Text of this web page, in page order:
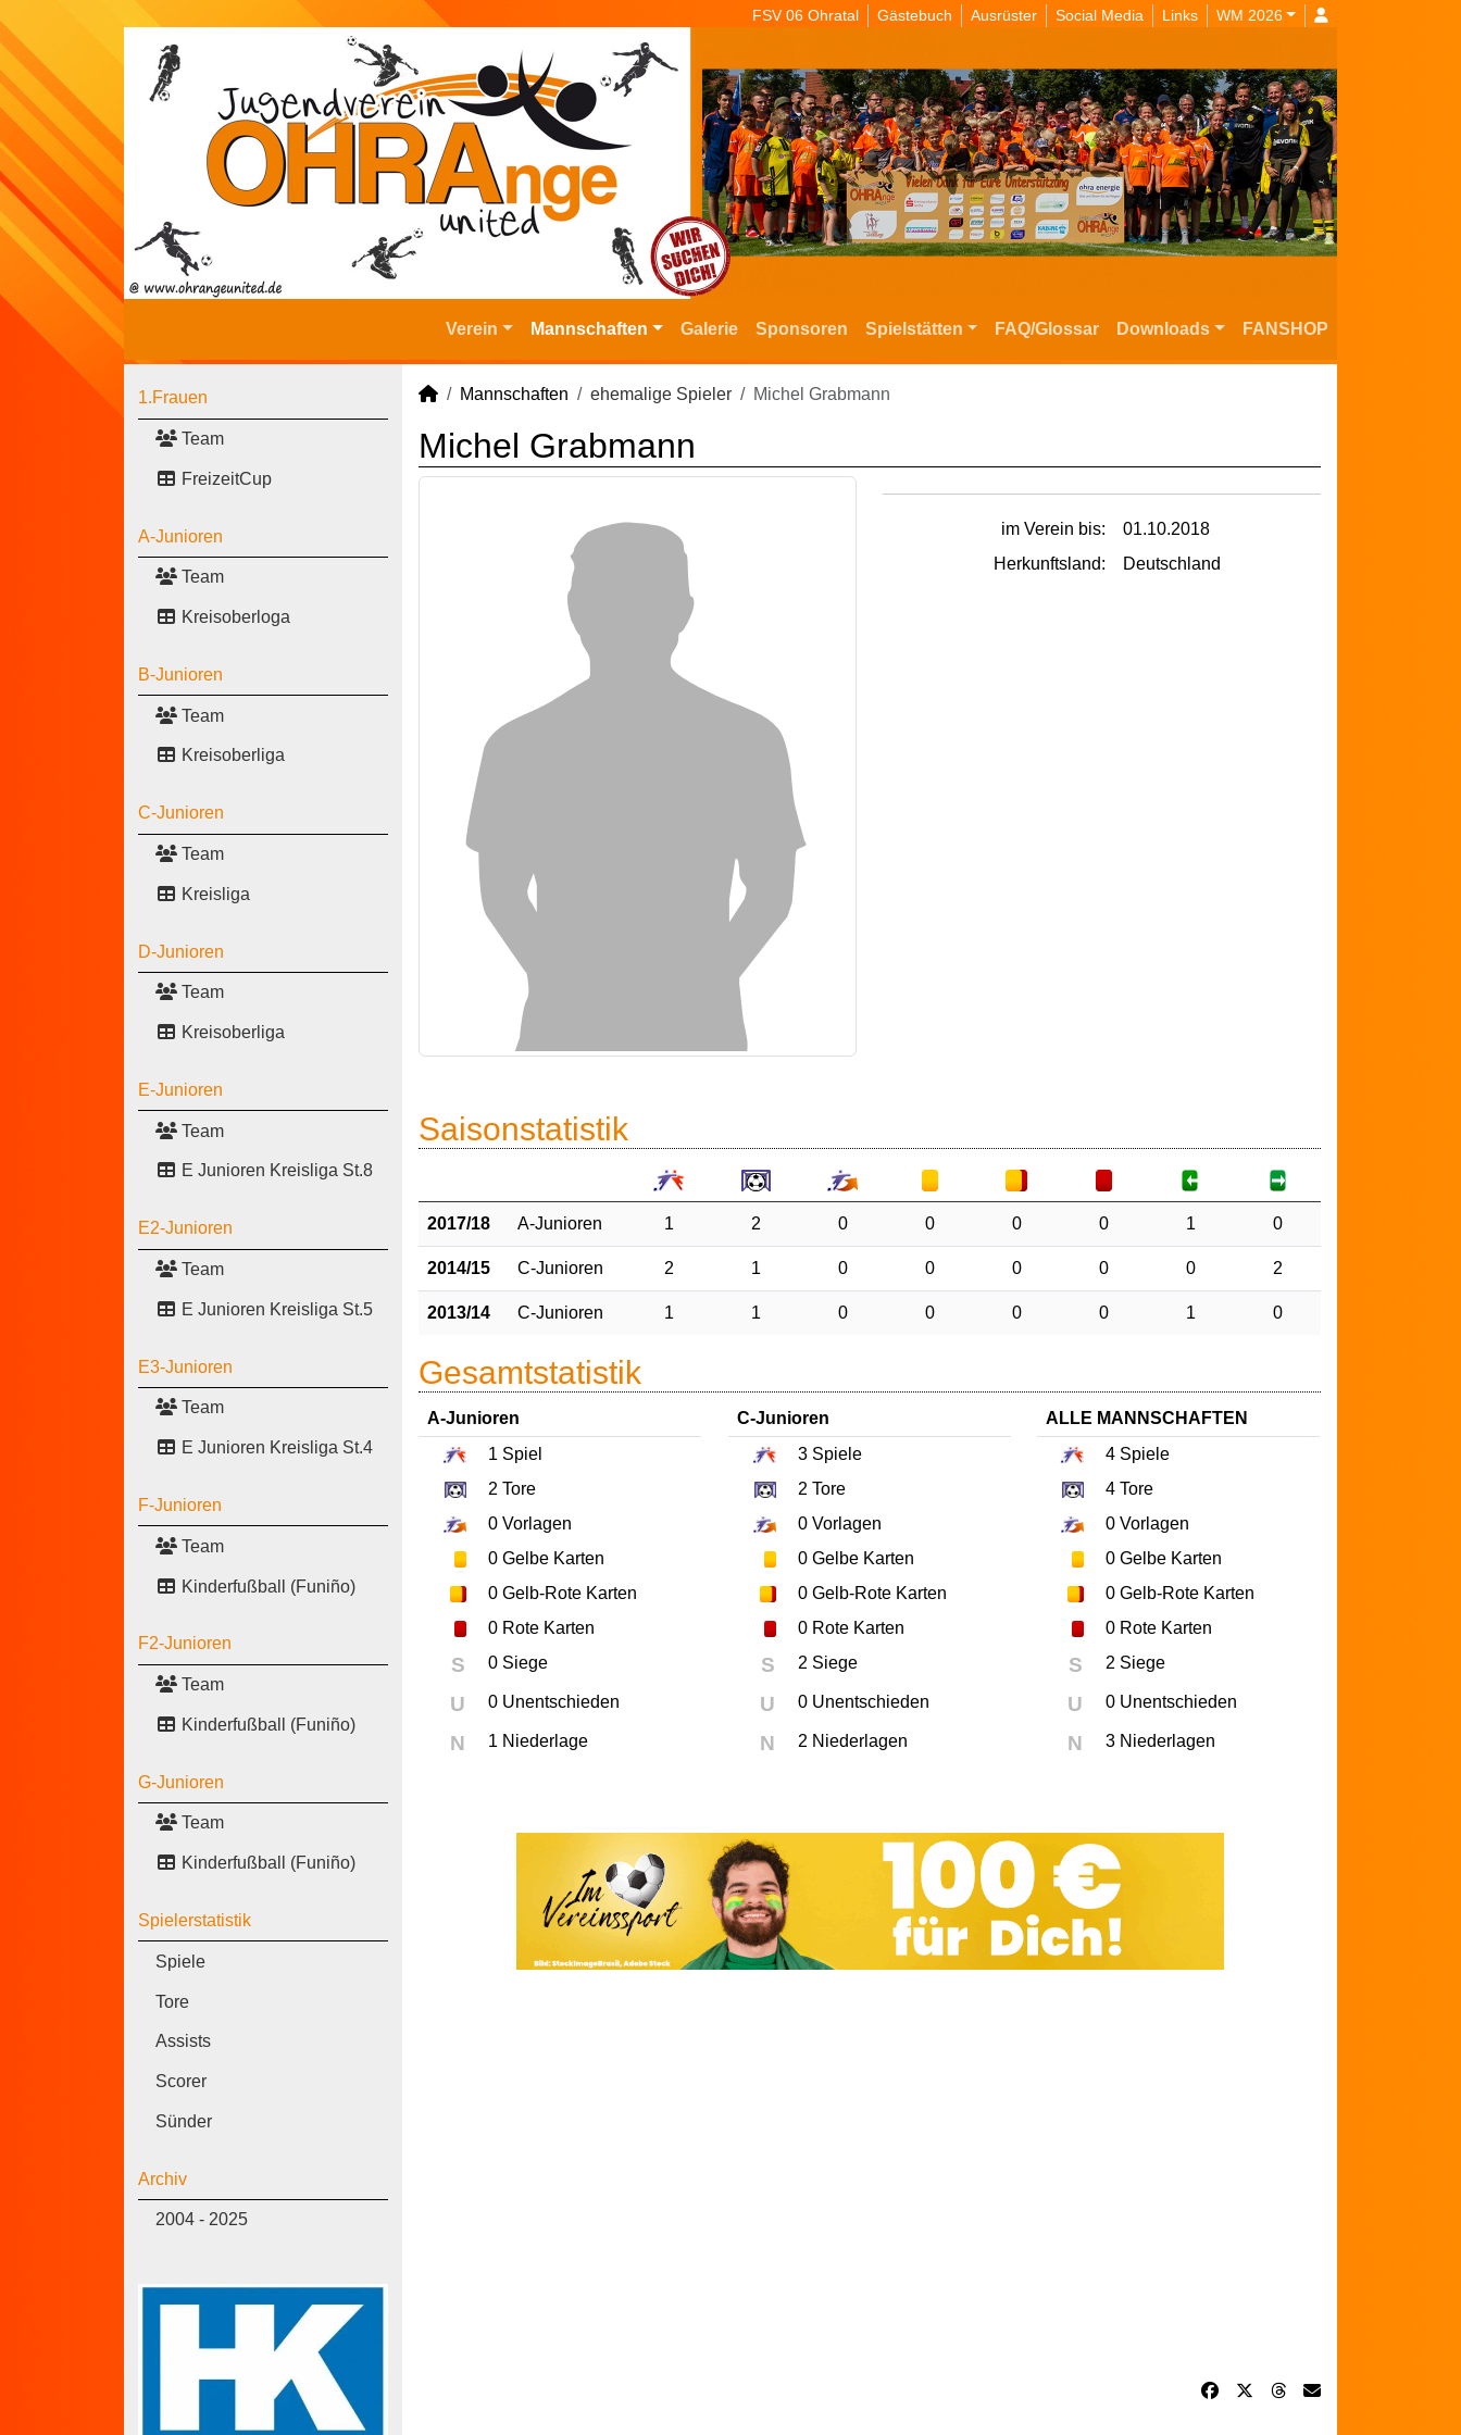
FSV 06 Ohratal Gästebuch Ausrüster Social Media Links WM 2026
Verein Mannschaften Galerie Sponsoren Spielstätten FAQ/Glossar Downloads FANSHOP
1.Frauen
Team
FreizeitCup
A-Junioren
Team
Kreisoberloga
B-Junioren
Team
Kreisoberliga
C-Junioren
Team
Kreisliga
D-Junioren
Team
Kreisoberliga
E-Junioren
Team
E Junioren Kreisliga St.8
E2-Junioren
Team
E Junioren Kreisliga St.5
E3-Junioren
Team
E Junioren Kreisliga St.4
F-Junioren
Team
Kinderfußball (Funiño)
F2-Junioren
Team
Kinderfußball (Funiño)
G-Junioren
Team
Kinderfußball (Funiño)
Spielerstatistik
Spiele
Tore
Assists
Scorer
Sünder
Archiv
2004 - 2025
Mannschaften ehemalige Spieler Michel Grabmann
Michel Grabmann
im Verein bis:
01.10.2018
Herkunftsland:
Deutschland
Saisonstatistik
2017/18 A-Junioren 1 2 0 0 0 0 1 0
2014/15 C-Junioren 2 1 0 0 0 0 0 2
2013/14 C-Junioren 1 1 0 0 0 0 1 0
Gesamtstatistik
A-Junioren
1 Spiel
2 Tore
0 Vorlagen
0 Gelbe Karten
0 Gelb-Rote Karten
0 Rote Karten
S 0 Siege
U 0 Unentschieden
N 1 Niederlage
C-Junioren
3Spiele
2 Tore
0Vorlagen
0Gelbe Karten
0Gelb-Rote Karten
0Rote Karten
S 2 Siege
U 0 Unentschieden
N 2 Niederlagen
ALLE MANNSCHAFTEN
4 Spiele
4 Tore
0 Vorlagen
0 Gelbe Karten
0 Gelb-Rote Karten
0 Rote Karten
S 2 Siege
U 0 Unentschieden
N 3 Niederlagen